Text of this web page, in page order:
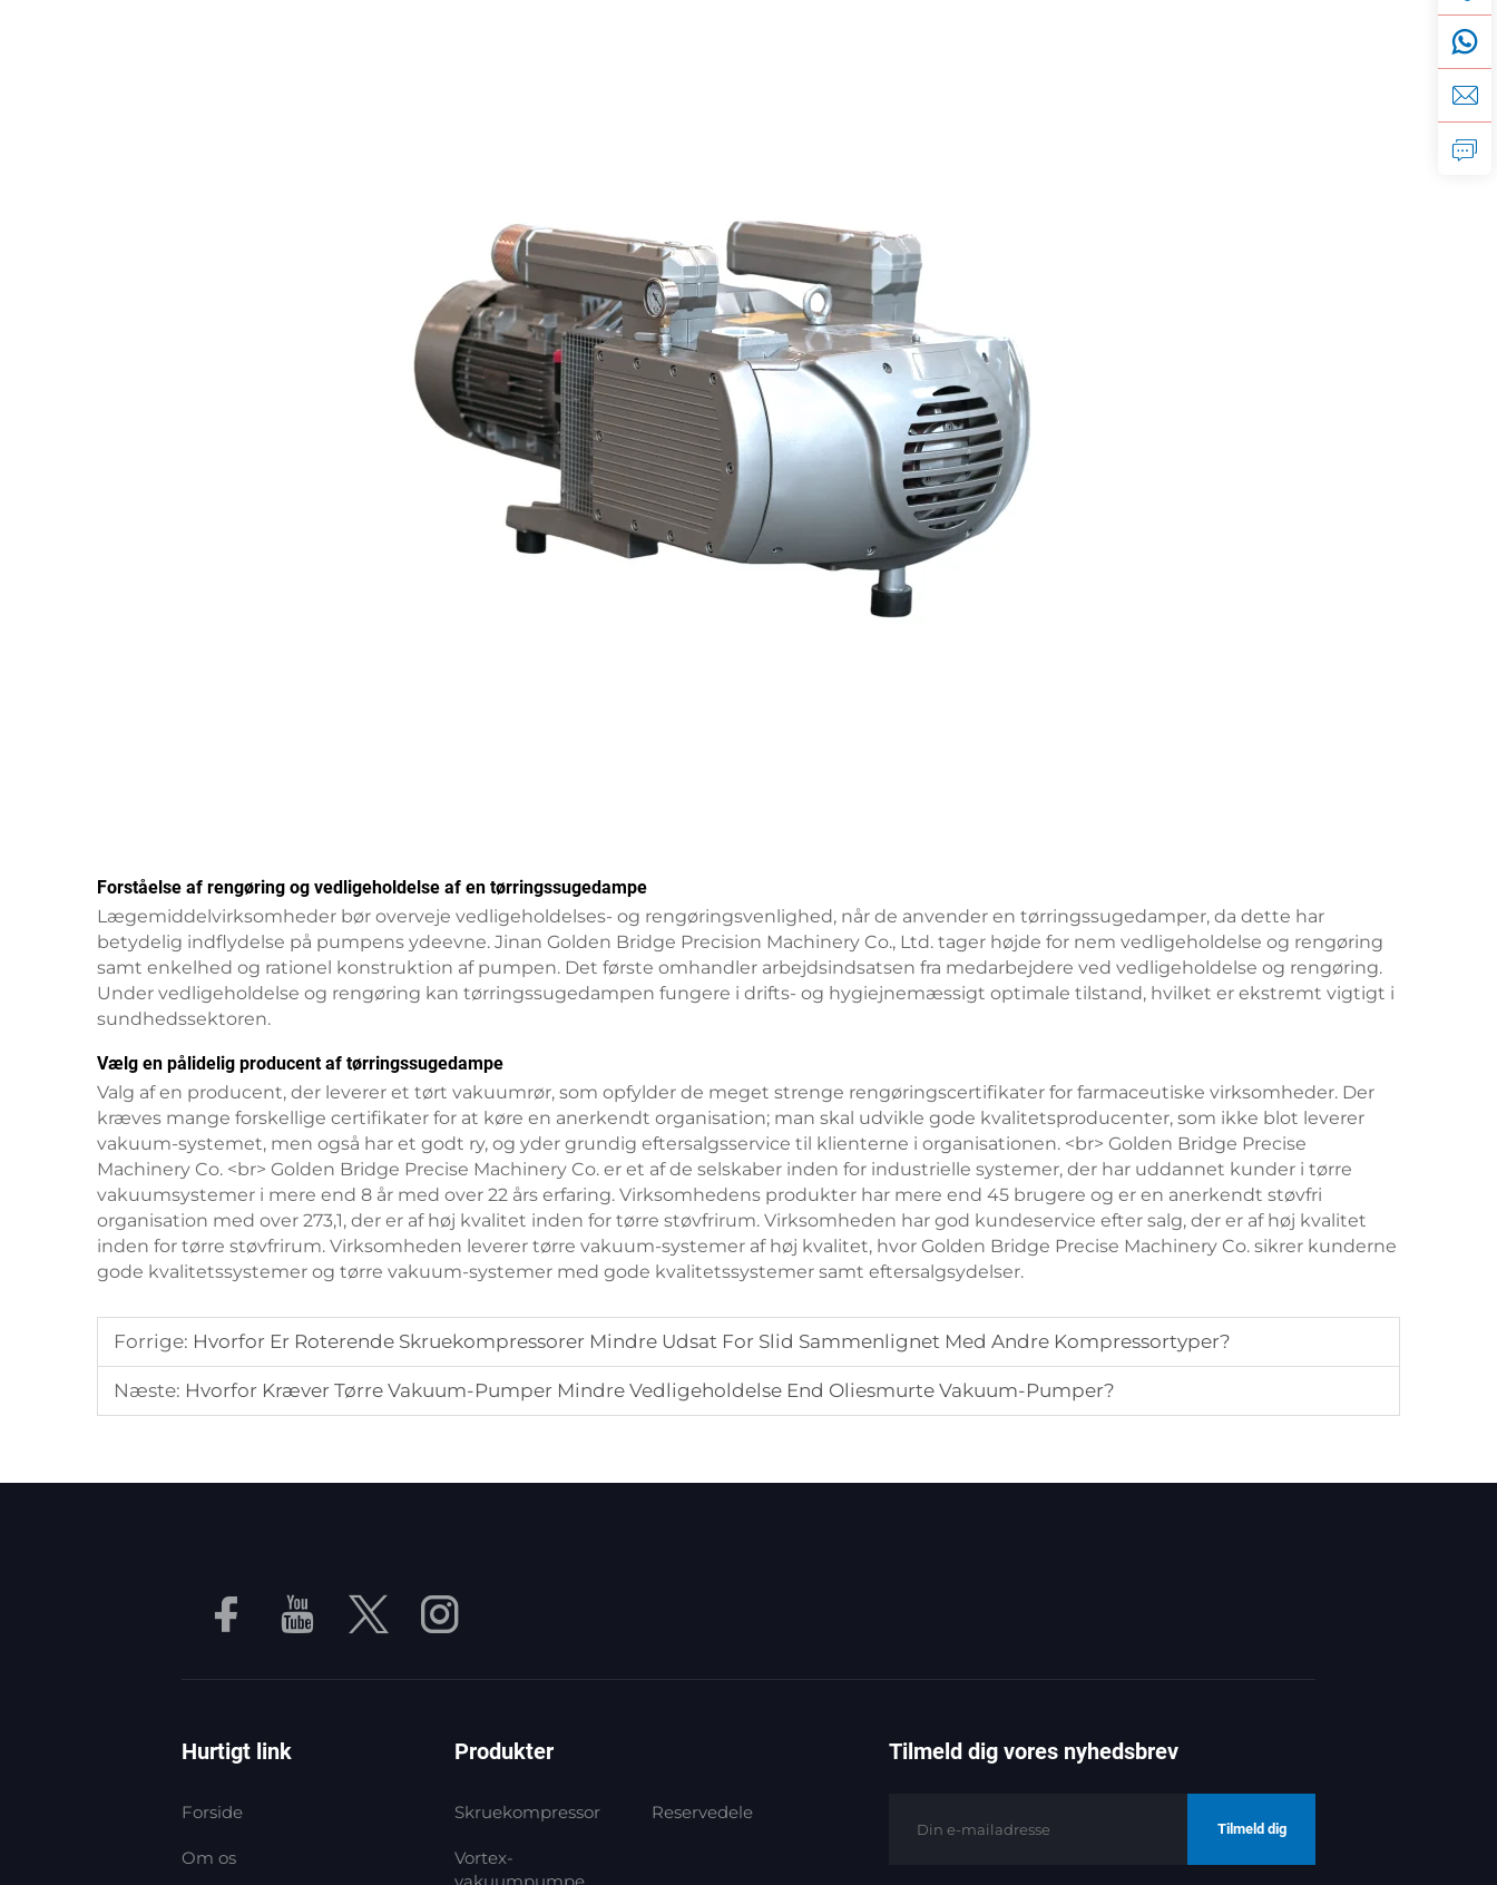
Forståelse af rengøring og vedligeholdelse af en tørringssugedampe
Lægemiddelvirksomheder bør overveje vedligeholdelses- og rengøringsvenlighed, når de anvender en tørringssugedamper, da dette har
betydelig indflydelse på pumpens ydeevne. Jinan Golden Bridge Precision Machinery Co., Ltd. tager højde for nem vedligeholdelse og rengøring
samt enkelhed og rationel konstruktion af pumpen. Det første omhandler arbejdsindsatsen fra medarbejdere ved vedligeholdelse og rengøring.
Under vedligeholdelse og rengøring kan tørringssugedampen fungere i drifts- og hygiejnemæssigt optimale tilstand, hvilket er ekstremt vigtigt i
sundhedssektoren.
Vælg en pålidelig producent af tørringssugedampe
Valg af en producent, der leverer et tørt vakuumrør, som opfylder de meget strenge rengøringscertifikater for farmaceutiske virksomheder. Der
kræves mange forskellige certifikater for at køre en anerkendt organisation; man skal udvikle gode kvalitetsproducenter, som ikke blot leverer
vakuum-systemet, men også har et godt ry, og yder grundig eftersalgsservice til klienterne i organisationen. <br> Golden Bridge Precise
Machinery Co. <br> Golden Bridge Precise Machinery Co. er et af de selskaber inden for industrielle systemer, der har uddannet kunder i tørre
vakuumsystemer i mere end 8 år med over 22 års erfaring. Virksomhedens produkter har mere end 45 brugere og er en anerkendt støvfri
organisation med over 273,1, der er af høj kvalitet inden for tørre støvfrirum. Virksomheden har god kundeservice efter salg, der er af høj kvalitet
inden for tørre støvfrirum. Virksomheden leverer tørre vakuum-systemer af høj kvalitet, hvor Golden Bridge Precise Machinery Co. sikrer kunderne
gode kvalitetssystemer og tørre vakuum-systemer med gode kvalitetssystemer samt eftersalgsydelser.
Forrige: Hvorfor Er Roterende Skruekompressorer Mindre Udsat For Slid Sammenlignet Med Andre Kompressortyper?
Næste: Hvorfor Kræver Tørre Vakuum-Pumper Mindre Vedligeholdelse End Oliesmurte Vakuum-Pumper?
Hurtigt link
Forside
Om os
Produkter
Skruekompressor
Vortex-
Reservedele
Tilmeld dig vores nyhedsbrev
Tilmeld dig